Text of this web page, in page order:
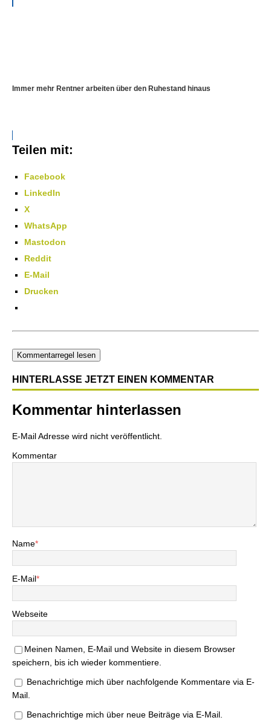
Immer mehr Rentner arbeiten über den Ruhestand hinaus
Teilen mit:
Facebook
LinkedIn
X
WhatsApp
Mastodon
Reddit
E-Mail
Drucken
Kommentarregel lesen
HINTERLASSE JETZT EINEN KOMMENTAR
Kommentar hinterlassen
E-Mail Adresse wird nicht veröffentlicht.
Kommentar
Name*
E-Mail*
Webseite
Meinen Namen, E-Mail und Website in diesem Browser
speichern, bis ich wieder kommentiere.
Benachrichtige mich über nachfolgende Kommentare via E-
Mail.
Benachrichtige mich über neue Beiträge via E-Mail.